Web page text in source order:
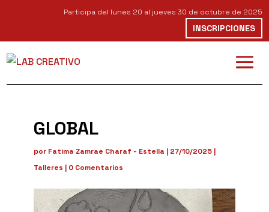
Participa del lunes 20 al jueves 30 de octubre de 2025
INSCRIPCIONES
GLOBAL
por Fatima Zamrae Charaf - Estella | 27/10/2025 |
Talleres | 0 Comentarios